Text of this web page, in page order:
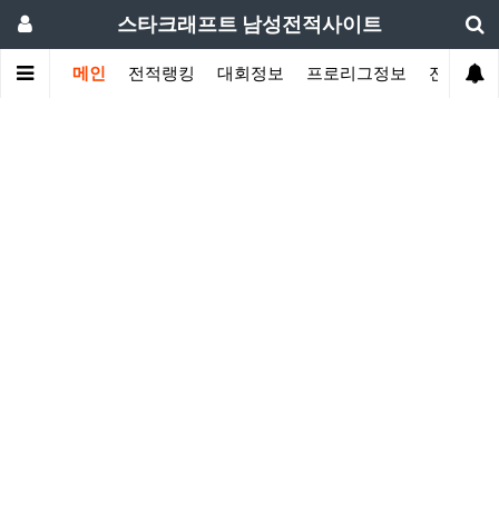
스타크래프트 남성전적사이트
메인 전적랭킹 대회정보 프로리그정보 전적검색